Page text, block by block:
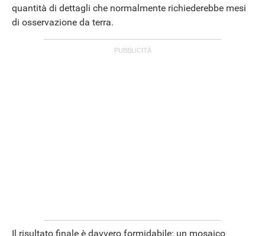
quantità di dettagli che normalmente richiederebbe mesi
di osservazione da terra.
Il risultato finale è davvero formidabile: un mosaico